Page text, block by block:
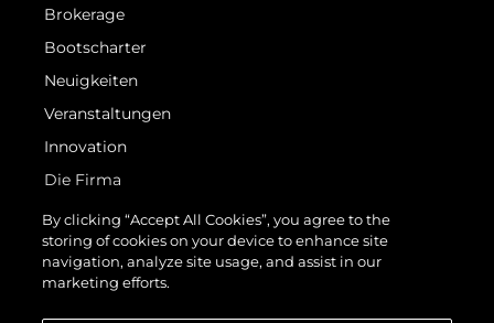
Brokerage
Bootscharter
Neuigkeiten
Veranstaltungen
Innovation
Die Firma
Das Team
Lifestyle
Geschichte
By clicking “Accept All Cookies”, you agree to the
storing of cookies on your device to enhance site
navigation, analyze site usage, and assist in our
marketing efforts.